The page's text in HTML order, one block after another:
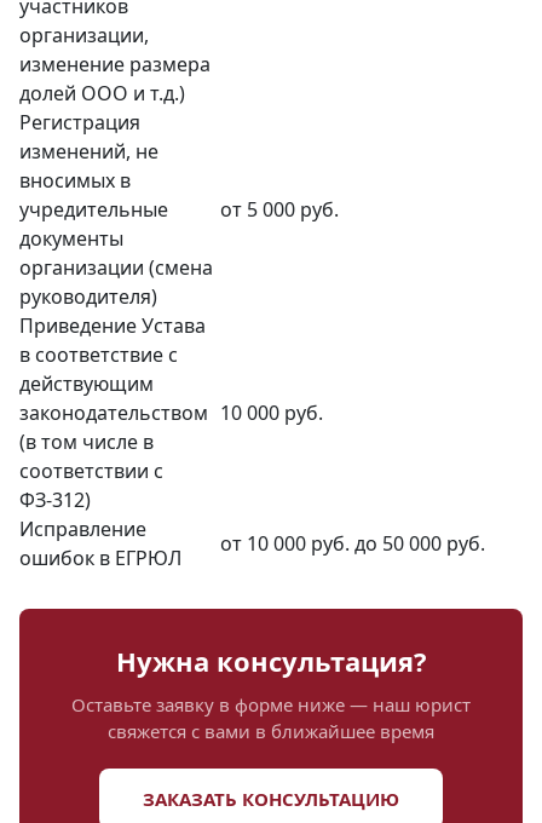
участников
организации,
изменение размера
долей ООО и т.д.)
Регистрация
изменений, не
вносимых в
учредительные
документы
организации (смена
руководителя)
от 5 000 руб.
Приведение Устава
в соответствие с
действующим
законодательством
(в том числе в
соответствии с
ФЗ-312)
10 000 руб.
Исправление
ошибок в ЕГРЮЛ
от 10 000 руб. до 50 000 руб.
Нужна консультация?
Оставьте заявку в форме ниже — наш юрист
свяжется с вами в ближайшее время
ЗАКАЗАТЬ КОНСУЛЬТАЦИЮ